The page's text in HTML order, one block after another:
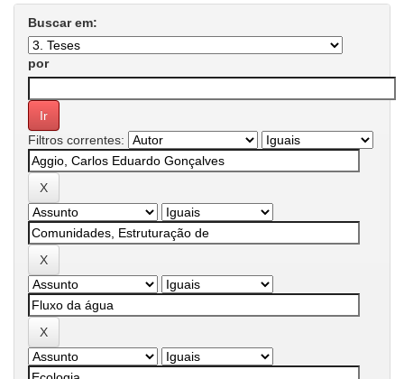
Buscar em:
por
Filtros correntes: